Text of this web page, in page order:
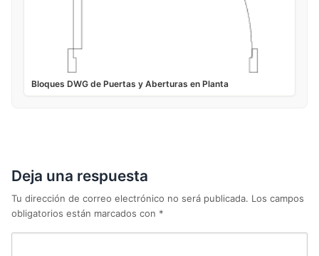
Bloques DWG de Puertas y Aberturas en Planta
Deja una respuesta
Tu dirección de correo electrónico no será publicada. Los campos
obligatorios están marcados con *